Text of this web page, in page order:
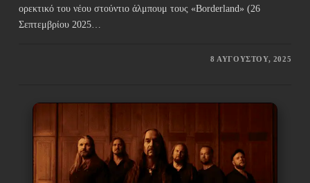
ορεκτικό του νέου στούντιο άλμπουμ τους «Borderland» (26
Σεπτεμβρίου 2025…
8 ΑΥΓΟΎΣΤΟΥ, 2025